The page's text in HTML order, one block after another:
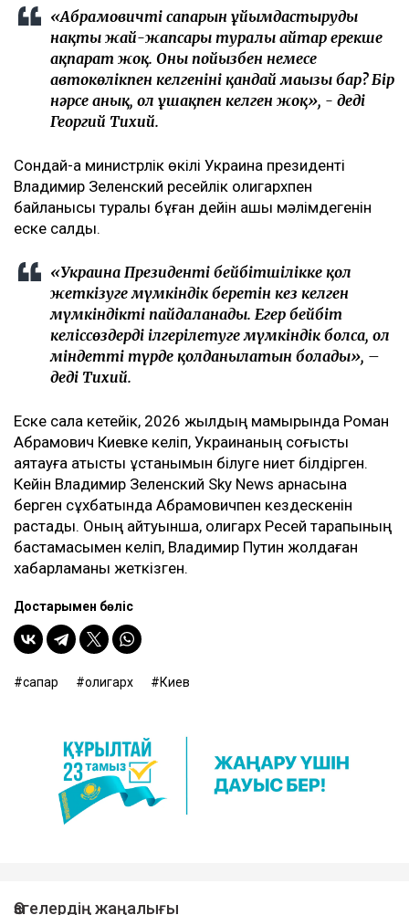
«Абрамовичтің сапарын ұйымдастырудың
нақты жай-жапсары туралы айтар ерекше
ақпарат жоқ. Оның пойызбен немесе
автокөлікпен келгенінің қандай маңызы бар? Бір
нәрсе анық, ол ұшақпен келген жоқ», - деді
Георгий Тихий.
Сондай-ақ министрлік өкілі Украина президенті
Владимир Зеленский ресейлік олигархпен
байланысы туралы бұған дейін ашық мәлімдегенін
еске салды.
«Украина Президенті бейбітшілікке қол
жеткізуге мүмкіндік беретін кез келген
мүмкіндікті пайдаланады. Егер бейбіт
келіссөздерді ілгерілетуге мүмкіндік болса, ол
міндетті түрде қолданылатын болады», –
деді Тихий.
Еске сала кетейік, 2026 жылдың мамырында Роман
Абрамович Киевке келіп, Украинаның соғысты
аяқтауға қатысты ұстанымын білуге ниет білдірген.
Кейін Владимир Зеленский Sky News арнасына
берген сұхбатында Абрамовичпен кездескенін
растады. Оның айтуынша, олигарх Ресей тарапының
бастамасымен келіп, Владимир Путин жолдаған
хабарламаны жеткізген.
Достарыңмен бөліс
сапар олигарх Киев